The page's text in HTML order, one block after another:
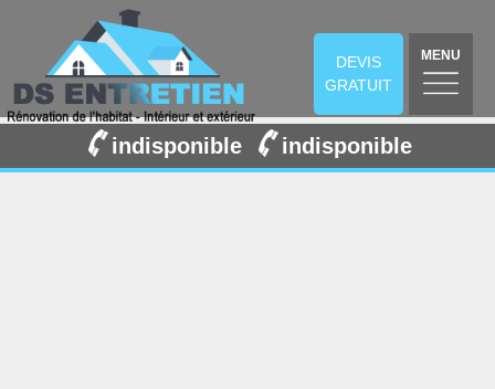
DEVIS
GRATUIT
MENU
indisponible indisponible